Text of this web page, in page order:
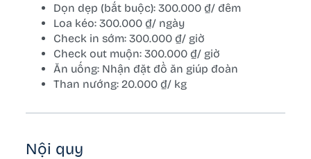
Dọn dẹp (bắt buộc): 300.000 ₫/ đêm
Loa kéo: 300.000 ₫/ ngày
Check in sớm: 300.000 ₫/ giờ
Check out muộn: 300.000 ₫/ giờ
Ăn uống: Nhận đặt đồ ăn giúp đoàn
Than nướng: 20.000 ₫/ kg
Nội quy